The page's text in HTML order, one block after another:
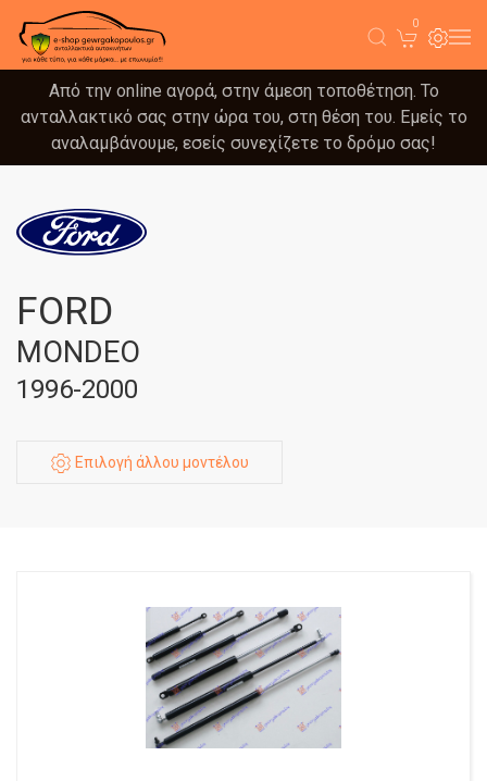
0
Από την online αγορά, στην άμεση τοποθέτηση. Το
ανταλλακτικό σας στην ώρα του, στη θέση του. Εμείς το
αναλαμβάνουμε, εσείς συνεχίζετε το δρόμο σας!
FORD
MONDEO
1996-2000
Επιλογή άλλου μοντέλου